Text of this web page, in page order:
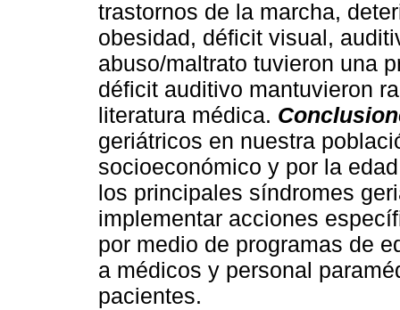
trastornos de la marcha,
obesidad, déficit visual,
abuso/maltrato tuvieron una
déficit auditivo mantuvieron
literatura médica.
geriátricos en nuestra
socioeconómico y por la
los principales síndromes
implementar acciones
por medio de programas de
a médicos y personal
pacientes.